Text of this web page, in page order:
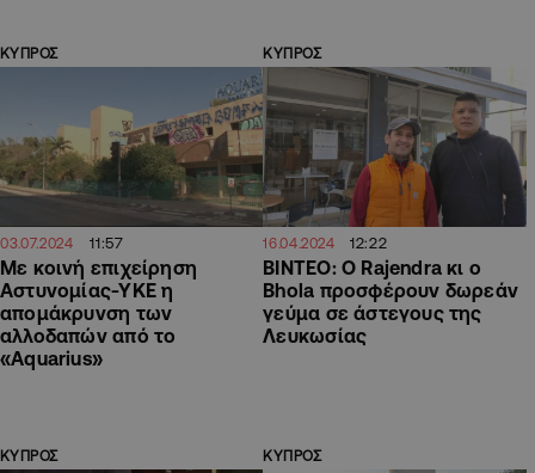
ΚΥΠΡΟΣ
03.07.2024 11:57
Με κοινή επιχείρηση
Αστυνομίας-ΥΚΕ η
απομάκρυνση των
αλλοδαπών από το
«Aquarius»
ΚΥΠΡΟΣ
16.04.2024 12:22
ΒΙΝΤΕΟ: Ο Rajendra κι ο
Bhola προσφέρουν δωρεάν
γεύμα σε άστεγους της
Λευκωσίας
ΚΥΠΡΟΣ ΚΥΠΡΟΣ